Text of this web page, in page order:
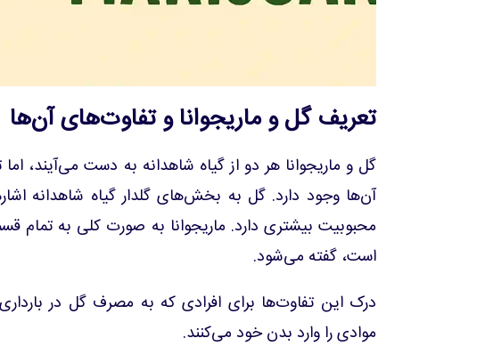
تعریف گل و ماریجوانا و تفاوت‌های آن‌ها
گل و ماریجوانا هر دو از گیاه شاهدانه به دست می‌آیند،
آن‌ها وجود دارد. گل به بخش‌های گلدار گیاه شاهدانه
محبوبیت بیشتری دارد. ماریجوانا به صورت کلی به
است، گفته می‌شود.
درک این تفاوت‌ها برای افرادی که به مصرف گل در
موادی را وارد بدن خود می‌کنند.